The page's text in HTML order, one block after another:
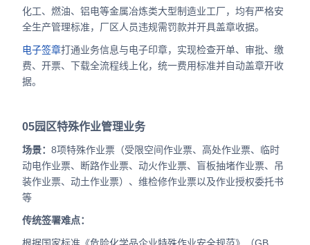
化工、燃油、铝电等金属冶炼类大型制造业工厂，均有严格安
全生产管理标准，厂区人员违规需罚款并开具盖章收据。
电子签章打通业务信息与电子印章，实现检查开单、审批、缴
费、开票、下载全流程线上化，统一费用标准并自动盖章开收
据。
05园区特殊作业管理业务
场景： 8项特殊作业票（受限空间作业票、高处作业票、临时
动电作业票、断路作业票、动火作业票、盲板抽堵作业票、吊
装作业票、动土作业票）、维检修作业票以及作业授权委托书
等
传统签署难点：